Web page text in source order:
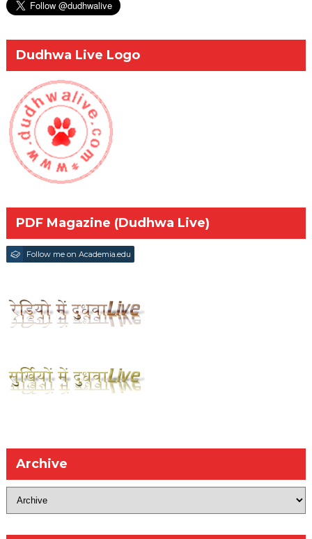
Dudhwa Live Logo
PDF Magazine (Dudhwa Live)
Follow me on Academia.edu
Archive